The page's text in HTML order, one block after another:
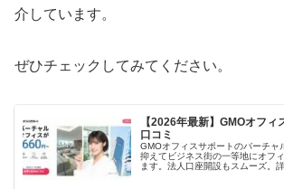
介しています。
ぜひチェックしてみてください。
【2026年最新】GMOオフィ
口コミ
GMOオフィスサポートのバーチャ
抑えてビジネス街の一等地にオフ
ます。法人口座開設もスムーズ。